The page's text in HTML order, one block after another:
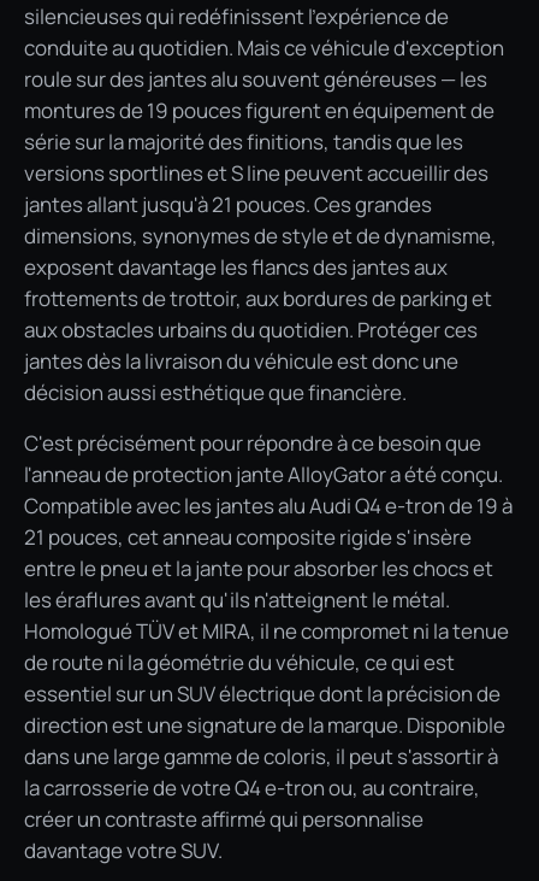
silencieuses qui redéfinissent l'expérience de
conduite au quotidien. Mais ce véhicule d'exception
roule sur des jantes alu souvent généreuses — les
montures de 19 pouces figurent en équipement de
série sur la majorité des finitions, tandis que les
versions sportlines et S line peuvent accueillir des
jantes allant jusqu'à 21 pouces. Ces grandes
dimensions, synonymes de style et de dynamisme,
exposent davantage les flancs des jantes aux
frottements de trottoir, aux bordures de parking et
aux obstacles urbains du quotidien. Protéger ces
jantes dès la livraison du véhicule est donc une
décision aussi esthétique que financière.
C'est précisément pour répondre à ce besoin que
l'anneau de protection jante AlloyGator a été conçu.
Compatible avec les jantes alu Audi Q4 e-tron de 19 à
21 pouces, cet anneau composite rigide s'insère
entre le pneu et la jante pour absorber les chocs et
les éraflures avant qu'ils n'atteignent le métal.
Homologué TÜV et MIRA, il ne compromet ni la tenue
de route ni la géométrie du véhicule, ce qui est
essentiel sur un SUV électrique dont la précision de
direction est une signature de la marque. Disponible
dans une large gamme de coloris, il peut s'assortir à
la carrosserie de votre Q4 e-tron ou, au contraire,
créer un contraste affirmé qui personnalise
davantage votre SUV.